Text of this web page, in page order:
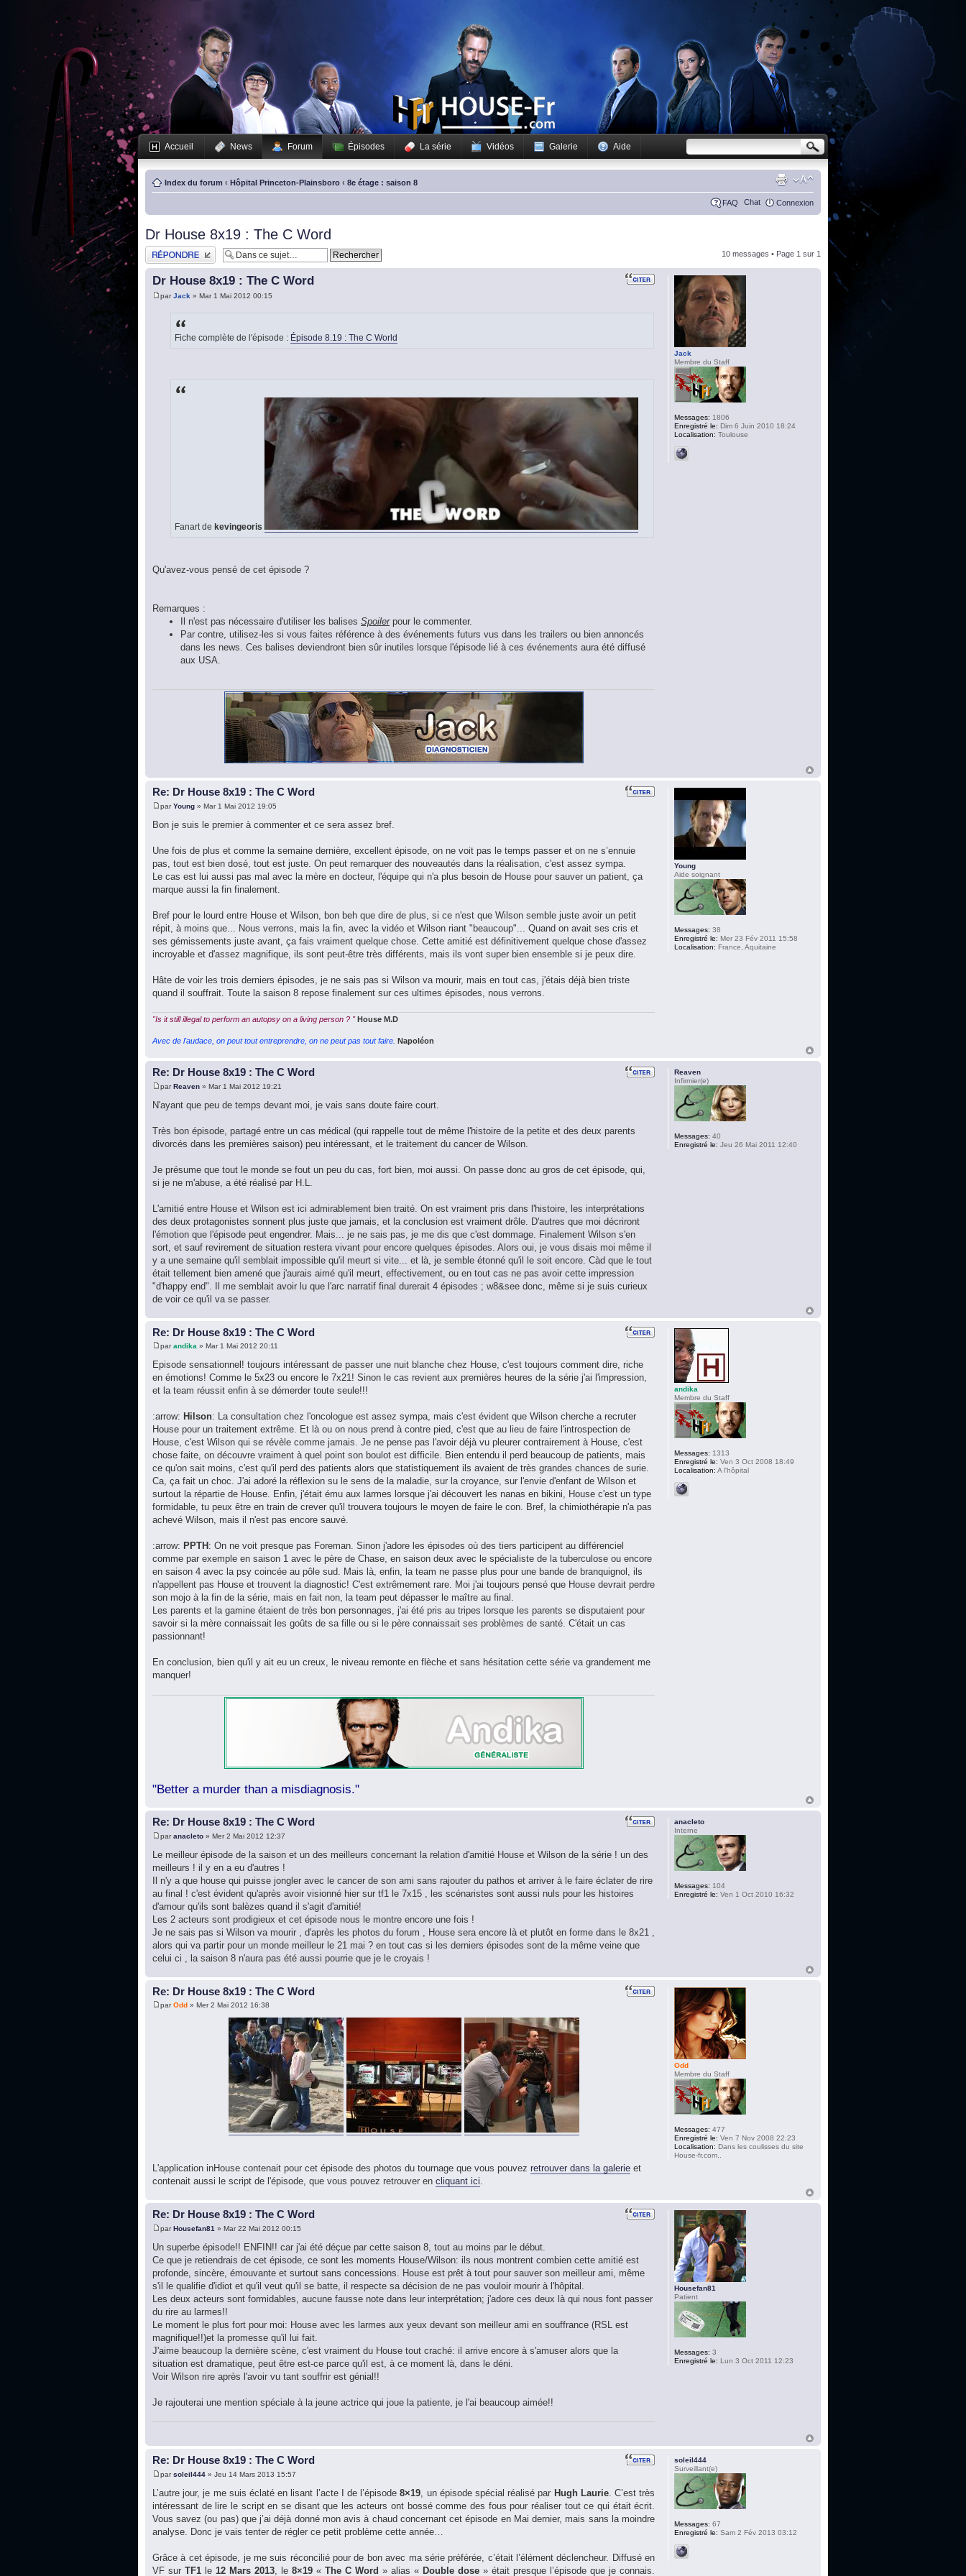
Accueil News Forum Épisodes La série Vidéos Galerie Aide
Index du forum ‹ Hôpital Princeton-Plainsboro ‹ 8e étage : saison 8
FAQ Chat Connexion
Dr House 8x19 : The C Word
Publier une réponse 10 messages • Page 1 sur 1
Dr House 8x19 : The C Word
parJack » Mar 1 Mai 2012 00:15
Fiche complète de l'épisode : Épisode 8.19 : The C World
Fanart de kevingeoris
Qu'avez-vous pensé de cet épisode ?
Remarques :
Il n'est pas nécessaire d'utiliser les balises Spoilerpour le commenter.
Par contre, utilisez-les si vous faites référence à des événements futurs vus dans les trailers ou bien annoncés
dans les news. Ces balises deviendront bien sûr inutiles lorsque l'épisode lié à ces événements aura été diffusé
aux USA.
Jack
Membre du Staff
Messages: 1806
Enregistré le: Dim 6 Juin 2010 18:24
Localisation: Toulouse
Re: Dr House 8x19 : The C Word
parYoung » Mar 1 Mai 2012 19:05
Bon je suis le premier à commenter et ce sera assez bref.
Une fois de plus et comme la semaine dernière, excellent épisode, on ne voit pas le temps passer et on ne s’ennuie
pas, tout est bien dosé, tout est juste. On peut remarquer des nouveautés dans la réalisation, c'est assez sympa.
Le cas est lui aussi pas mal avec la mère en docteur, l'équipe qui n'a plus besoin de House pour sauver un patient, ça
marque aussi la fin finalement.
Bref pour le lourd entre House et Wilson, bon beh que dire de plus, si ce n'est que Wilson semble juste avoir un petit
répit, à moins que... Nous verrons, mais la fin, avec la vidéo et Wilson riant "beaucoup"... Quand on avait ses cris et
ses gémissements juste avant, ça fais vraiment quelque chose. Cette amitié est définitivement quelque chose d'assez
incroyable et d'assez magnifique, ils sont peut-être très différents, mais ils vont super bien ensemble si je peux dire.
Hâte de voir les trois derniers épisodes, je ne sais pas si Wilson va mourir, mais en tout cas, j'étais déjà bien triste
quand il souffrait. Toute la saison 8 repose finalement sur ces ultimes épisodes, nous verrons.
"Is it still illegal to perform an autopsy on a living person ? " House M.D
Avec de l'audace, on peut tout entreprendre, on ne peut pas tout faire. Napoléon
Young
Aide soignant
Messages: 38
Enregistré le: Mer 23 Fév 2011 15:58
Localisation: France, Aquitaine
Re: Dr House 8x19 : The C Word
parReaven » Mar 1 Mai 2012 19:21
N'ayant que peu de temps devant moi, je vais sans doute faire court.
Très bon épisode, partagé entre un cas médical (qui rappelle tout de même l'histoire de la petite et des deux parents
divorcés dans les premières saison) peu intéressant, et le traitement du cancer de Wilson.
Je présume que tout le monde se fout un peu du cas, fort bien, moi aussi. On passe donc au gros de cet épisode, qui,
si je ne m'abuse, a été réalisé par H.L.
L'amitié entre House et Wilson est ici admirablement bien traité. On est vraiment pris dans l'histoire, les interprétations
des deux protagonistes sonnent plus juste que jamais, et la conclusion est vraiment drôle. D'autres que moi décriront
l'émotion que l'épisode peut engendrer. Mais... je ne sais pas, je me dis que c'est dommage. Finalement Wilson s'en
sort, et sauf revirement de situation restera vivant pour encore quelques épisodes. Alors oui, je vous disais moi même il
y a une semaine qu'il semblait impossible qu'il meurt si vite... et là, je semble étonné qu'il le soit encore. Càd que le tout
était tellement bien amené que j'aurais aimé qu'il meurt, effectivement, ou en tout cas ne pas avoir cette impression
"d'happy end". Il me semblait avoir lu que l'arc narratif final durerait 4 épisodes ; w8&see donc, même si je suis curieux
de voir ce qu'il va se passer.
Reaven
Infirmier(e)
Messages: 40
Enregistré le: Jeu 26 Mai 2011 12:40
Re: Dr House 8x19 : The C Word
parandika » Mar 1 Mai 2012 20:11
Episode sensationnel! toujours intéressant de passer une nuit blanche chez House, c'est toujours comment dire, riche
en émotions! Comme le 5x23 ou encore le 7x21! Sinon le cas revient aux premières heures de la série j'ai l'impression,
et la team réussit enfin à se démerder toute seule!!!
:arrow: Hilson: La consultation chez l'oncologue est assez sympa, mais c'est évident que Wilson cherche a recruter
House pour un traitement extrême. Et là ou on nous prend à contre pied, c'est que au lieu de faire l'introspection de
House, c'est Wilson qui se révèle comme jamais. Je ne pense pas l'avoir déjà vu pleurer contrairement à House, c'est
chose faite, on découvre vraiment à quel point son boulot est difficile. Bien entendu il perd beaucoup de patients, mais
ce qu'on sait moins, c'est qu'il perd des patients alors que statistiquement ils avaient de très grandes chances de surie.
Ca, ça fait un choc. J'ai adoré la réflexion su le sens de la maladie, sur la croyance, sur l'envie d'enfant de Wilson et
surtout la répartie de House. Enfin, j'était ému aux larmes lorsque j'ai découvert les nanas en bikini, House c'est un type
formidable, tu peux être en train de crever qu'il trouvera toujours le moyen de faire le con. Bref, la chimiothérapie n'a pas
achevé Wilson, mais il n'est pas encore sauvé.
:arrow: PPTH : On ne voit presque pas Foreman. Sinon j'adore les épisodes où des tiers participent au différenciel
comme par exemple en saison 1 avec le père de Chase, en saison deux avec le spécialiste de la tuberculose ou encore
en saison 4 avec la psy coincée au pôle sud. Mais là, enfin, la team ne passe plus pour une bande de branquignol, ils
n'appellent pas House et trouvent la diagnostic! C'est extrêmement rare. Moi j'ai toujours pensé que House devrait perdre
son mojo à la fin de la série, mais en fait non, la team peut dépasser le maître au final.
Les parents et la gamine étaient de très bon personnages, j'ai été pris au tripes lorsque les parents se disputaient pour
savoir si la mère connaissait les goûts de sa fille ou si le père connaissait ses problèmes de santé. C'était un cas
passionnant!
En conclusion, bien qu'il y ait eu un creux, le niveau remonte en flèche et sans hésitation cette série va grandement me
manquer!
"Better a murder than a misdiagnosis."
andika
Membre du Staff
Messages: 1313
Enregistré le: Ven 3 Oct 2008 18:49
Localisation: A l'hôpital
Re: Dr House 8x19 : The C Word
paranacleto » Mer 2 Mai 2012 12:37
Le meilleur épisode de la saison et un des meilleurs concernant la relation d'amitié House et Wilson de la série ! un des
meilleurs ! il y en a eu d'autres !
Il n'y a que house qui puisse jongler avec le cancer de son ami sans rajouter du pathos et arriver à le faire éclater de rire
au final ! c'est évident qu'après avoir visionné hier sur tf1 le 7x15 , les scénaristes sont aussi nuls pour les histoires
d'amour qu'ils sont balèzes quand il s'agit d'amitié!
Les 2 acteurs sont prodigieux et cet épisode nous le montre encore une fois !
Je ne sais pas si Wilson va mourir , d'après les photos du forum , House sera encore là et plutôt en forme dans le 8x21 ,
alors qui va partir pour un monde meilleur le 21 mai ? en tout cas si les derniers épisodes sont de la même veine que
celui ci , la saison 8 n'aura pas été aussi pourrie que je le croyais !
anacleto
Interne
Messages: 104
Enregistré le: Ven 1 Oct 2010 16:32
Re: Dr House 8x19 : The C Word
parOdd » Mer 2 Mai 2012 16:38
L'application inHouse contenait pour cet épisode des photos du tournage que vous pouvez retrouver dans la galerie et
contenait aussi le script de l'épisode, que vous pouvez retrouver en cliquant ici.
Odd
Membre du Staff
Messages: 477
Enregistré le: Ven 7 Nov 2008 22:23
Localisation: Dans les coulisses du site
House-fr.com..
Re: Dr House 8x19 : The C Word
parHousefan81 » Mar 22 Mai 2012 00:15
Un superbe épisode!! ENFIN!! car j'ai été déçue par cette saison 8, tout au moins par le début.
Ce que je retiendrais de cet épisode, ce sont les moments House/Wilson: ils nous montrent combien cette amitié est
profonde, sincère, émouvante et surtout sans concessions. House est prêt à tout pour sauver son meilleur ami, même
s'il le qualifie d'idiot et qu'il veut qu'il se batte, il respecte sa décision de ne pas vouloir mourir à l'hôpital.
Les deux acteurs sont formidables, aucune fausse note dans leur interprétation; j'adore ces deux là qui nous font passer
du rire au larmes!!
Le moment le plus fort pour moi: House avec les larmes aux yeux devant son meilleur ami en souffrance (RSL est
magnifique!!)et la promesse qu'il lui fait.
J'aime beaucoup la dernière scène, c'est vraiment du House tout craché: il arrive encore à s'amuser alors que la
situation est dramatique, peut être est-ce parce qu'il est, à ce moment là, dans le déni.
Voir Wilson rire après l'avoir vu tant souffrir est génial!!
Je rajouterai une mention spéciale à la jeune actrice qui joue la patiente, je l'ai beaucoup aimée!!
Housefan81
Patient
Messages: 3
Enregistré le: Lun 3 Oct 2011 12:23
Re: Dr House 8x19 : The C Word
parsoleil444 » Jeu 14 Mars 2013 15:57
L’autre jour, je me suis éclaté en lisant l’acte I de l’épisode8×19 , un épisode spécial réalisé par Hugh Laurie. C’est très
intéressant de lire le script en se disant que les acteurs ont bossé comme des fous pour réaliser tout ce qui était écrit.
Vous savez (ou pas) que j’ai déjà donné mon avis à chaud concernant cet épisode en Mai dernier, mais sans la moindre
analyse. Donc je vais tenter de régler ce petit problème cette année…
Grâce à cet épisode, je me suis réconcilié pour de bon avec ma série préférée, c’était l’élément déclencheur. Diffusé en
VF surTF1 le 12 Mars 2013 , le8×19 «The C Word » alias « Double dose » était presque l’épisode que je connais.
soleil444
Surveillant(e)
Messages: 67
Enregistré le: Sam 2 Fév 2013 03:12